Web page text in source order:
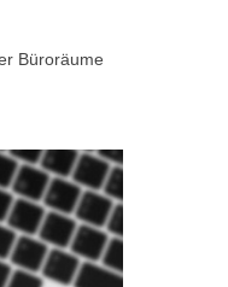
Büroräume